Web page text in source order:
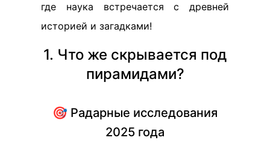
где наука встречается с древней
историей и загадками!
1. Что же скрывается под
пирамидами?
🎯 Радарные исследования
2025 года